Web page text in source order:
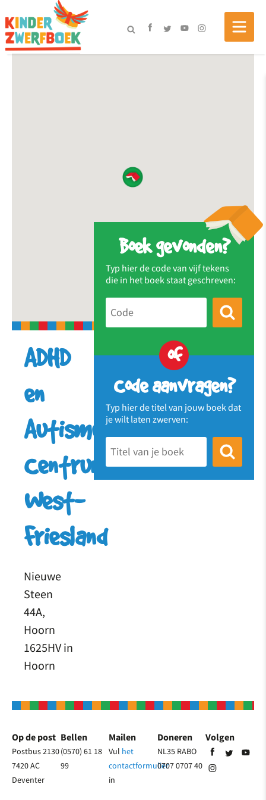
Boek gevonden?
Typ hier de code van vijf tekens
die in het boek staat geschreven:
of
Code aanvragen?
Typ hier de titel van jouw boek dat
je wilt laten zwerven:
ADHD
en
Autisme
Centrum
West-
Friesland
Nieuwe
Steen
44A,
Hoorn
1625HV in
Hoorn
Op de post
Postbus 2130
7420 AC
Deventer
Bellen
(0570) 61 18
99
Mailen
Vul het
contactformulier
in
Doneren
NL35 RABO
0707 0707 40
Volgen